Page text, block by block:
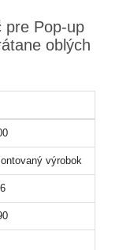
pre Pop-up
oblých
výrobok